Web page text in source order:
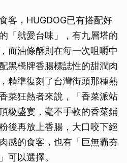
客，HUGDOG已有搭配好
「就愛台味」，有九層塔的
而油條酥則在每一次咀嚼中
黑橋牌香腸標誌性的甜潤肉
精準復刻了台灣街頭那種熱
菜狂熱者來說，「香菜派站
級盛宴，毫不手軟的香菜鋪
後再放上香腸，大口咬下絕
感的食客，也有「巨無霸夯
可以選擇。